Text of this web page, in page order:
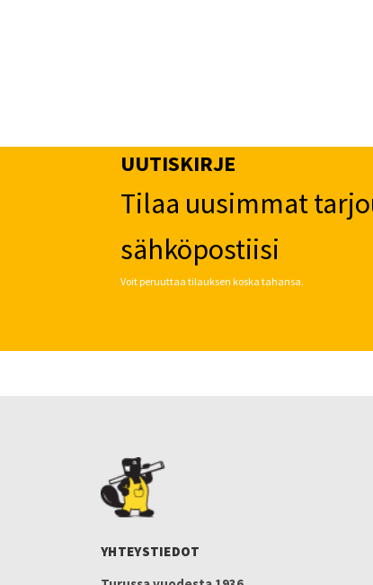
UUTISKIRJE
Tilaa uusimmat
sähköpostiisi
Voit peruuttaa tilauksen koska tahansa.
YHTEYSTIEDOT